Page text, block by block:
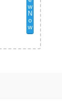
w
N
o
w